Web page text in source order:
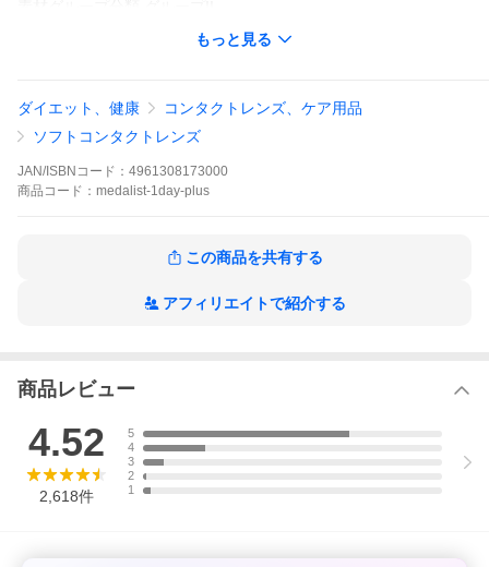
医療機器承認番号 21700BZY00170000
(無色透明だとレンズが見えにくく取り扱いが難しいため、
薄い着色が入っております。カラコンではありません。)
直径（DIA） 14.2mm
中心厚(mm) 0.09mm (-3.00D)
ベースカーブ（BC） 8.6mm
レンズ度数（PWR(F'v)） -0.25D 〜 -9.00D
区分 高度管理医療機器
酸素透過係数 22×10^-11 (mLO2/cm)/(sec・cm^2・mmHg)
１日使い捨てコンタクトレンズ ボシュロム メダリストワンデ
TEL：070-5612-9605
電話受付時間：午前11時00分から午後4時00分まで（日・祝〜午
後3時00分まで）
もっと見る
ダイエット、健康
コンタクトレンズ、ケア用品
ソフトコンタクトレンズ
JAN/ISBNコード： 4961308173000
商品 コード： medalist-1day-plus
この商品を共有する
アフィリエイトで紹介する
商品レビュー
4.52
2,618件
5
4
3
2
1